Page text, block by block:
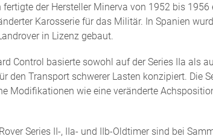
fertigte der Hersteller Minerva von 1952 bis
Karosserie für das Militär. In Spanien
in Lizenz gebaut.
Control basierte sowohl auf der Series IIa als
den Transport schwerer Lasten konzipiert. Die
Modifikationen wie eine veränderte
Series II-, IIa- und IIb-Oldtimer sind bei